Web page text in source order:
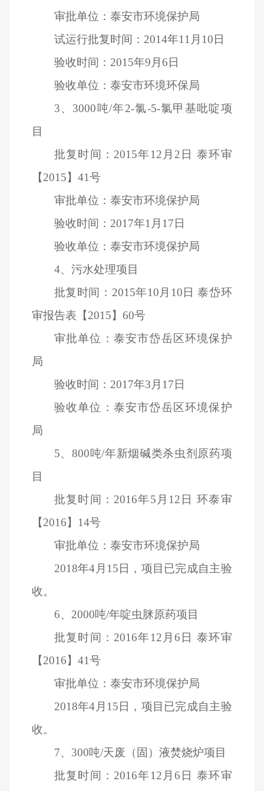
审批单位：泰安市环境保护局
试运行批复时间：2014年11月10日
验收时间：2015年9月6日
验收单位：泰安市环境环保局
3、3000吨/年2-氯-5-氯甲基吡啶项
目
批复时间：2015年12月2日 泰环审
【2015】41号
审批单位：泰安市环境保护局
验收时间：2017年1月17日
验收单位：泰安市环境保护局
4、污水处理项目
批复时间：2015年10月10日 泰岱环
审报告表【2015】60号
审批单位：泰安市岱岳区环境保护
局
验收时间：2017年3月17日
验收单位：泰安市岱岳区环境保护
局
5、800吨/年新烟碱类杀虫剂原药项
目
批复时间：2016年5月12日 环泰审
【2016】14号
审批单位：泰安市环境保护局
2018年4月15日，项目已完成自主验
收。
6、2000吨/年啶虫脒原药项目
批复时间：2016年12月6日 泰环审
【2016】41号
审批单位：泰安市环境保护局
2018年4月15日，项目已完成自主验
收。
7、300吨/天废（固）液焚烧炉项目
批复时间：2016年12月6日 泰环审